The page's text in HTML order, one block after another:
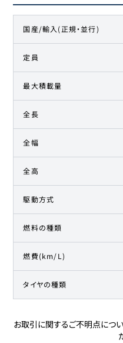
国産/輸入(正規・並行)
定員
最大積載量
全長
全幅
全高
駆動方式
燃料の種類
燃費(km/L)
タイヤの種類
お取引に関するご不明点につい